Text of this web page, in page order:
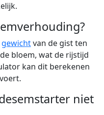
gewichtvan de gist ten
bloem, wat de rijstijd
kan dit berekenen
niet